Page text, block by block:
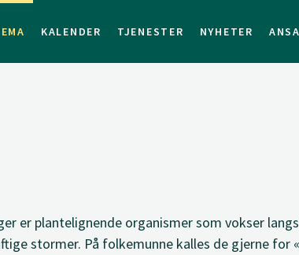
KALENDER TJENESTER NYHETER
er plantelignende organismer som vokser
stormer. På folkemunne kalles de gjerne for